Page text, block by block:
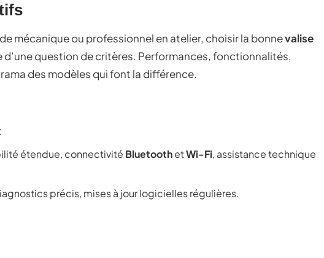
mécanique ou professionnel en atelier, choisir la bonnevalise
d’une question de critères. Performances, fonctionnalités,
des modèles qui font la différence.
étendue, connectivité BluetoothetWi-Fi, assistance technique
précis, mises à jour logicielles régulières.